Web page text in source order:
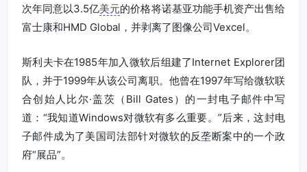
次年同意以3.5亿美元的价格将诺基亚功能手机资产出售给
富士康和HMD Global，并剥离了图像公司Vexcel。
斯利夫卡在1985年加入微软后组建了Internet Explorer团
队，并于1999年从该公司离职。他曾在1997年写给微软联
合创始人比尔·盖茨（Bill Gates）的一封电子邮件中写
道：“我知道Windows对微软有多么重要。”后来，这封电
子邮件成为了美国司法部针对微软的反垄断案中的一个政
府“展品”。